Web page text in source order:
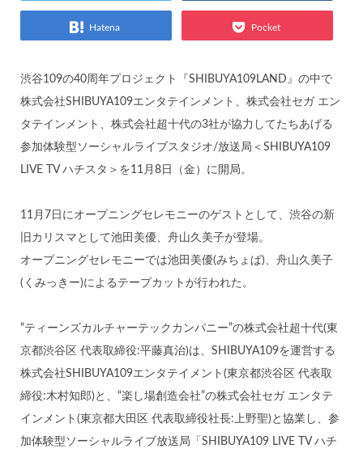
Hatena Pocket
渋谷109の40周年プロジェクト『SHIBUYA109LAND』の中で
株式会社SHIBUYA109エンタテインメント、株式会社セガ エン
タテインメント、株式会社超十代の3社が協力してたちあげる
参加体験型ソーシャルライブスタジオ/放送局＜SHIBUYA109
LIVE TV ハチスタ＞を11月8日（金）に開局。
11月7日にオープニングセレモニーのゲストとして、渋谷の新
旧カリスマとして池田美優、舟山久美子が登場。
オープニングセレモニーでは池田美優(みちょぱ)、舟山久美子
(くみっきー)によるテープカットが行われた。
“ティーンズカルチャーテックカンパニー”の株式会社超十代(東
京都渋谷区 代表取締役:平藤真治)は、SHIBUYA109を運営する
株式会社SHIBUYA109エンタテイメント(東京都渋谷区 代表取
締役:木村知郎)と、“楽し場創造会社”の株式会社セガ エンタテ
インメント(東京都大田区 代表取締役社長:上野聖)と協業し、参
加体験型ソーシャルライブ放送局「SHIBUYA109 LIVE TV ハチ